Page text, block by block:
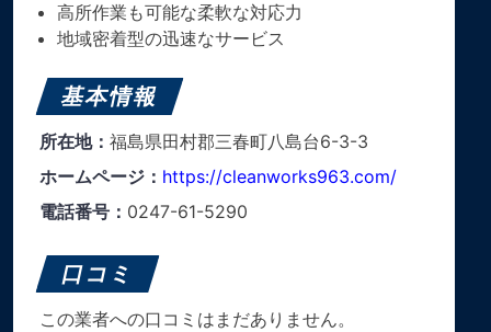
高所作業も可能な柔軟な対応力
地域密着型の迅速なサービス
基本情報
所在地： 福島県田村郡三春町八島台6-3-3
ホームページ： https://cleanworks963.com/
電話番号： 0247-61-5290
口コミ
この業者への口コミはまだありません。